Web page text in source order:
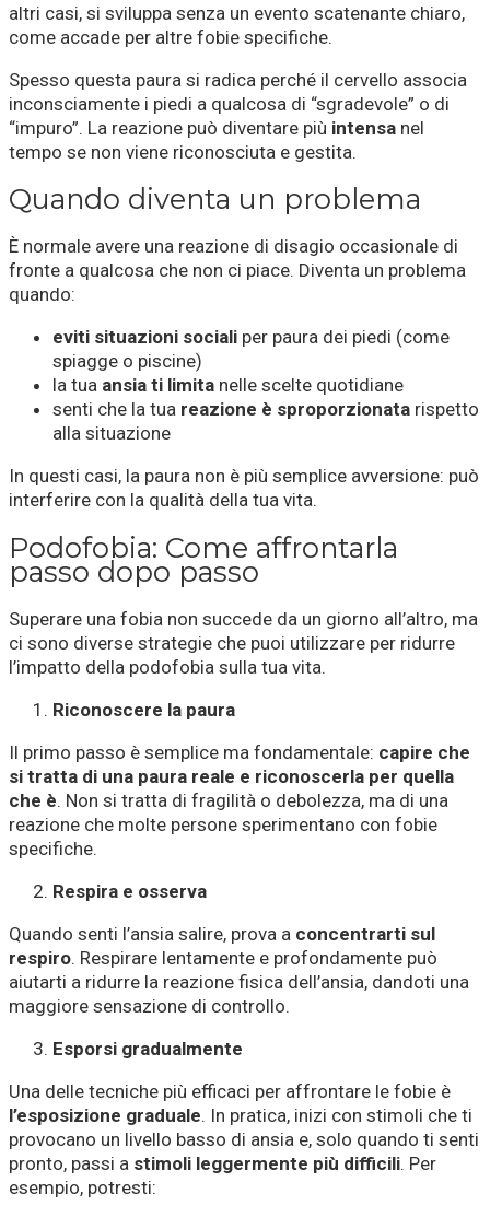
altri casi, si sviluppa senza un evento scatenante chiaro,
come accade per altre fobie specifiche.
Spesso questa paura si radica perché il cervello associa
inconsciamente i piedi a qualcosa di “sgradevole” o di
“impuro”. La reazione può diventare più intensa nel
tempo se non viene riconosciuta e gestita.
Quando diventa un problema
È normale avere una reazione di disagio occasionale di
fronte a qualcosa che non ci piace. Diventa un problema
quando:
eviti situazioni sociali per paura dei piedi (come
spiagge o piscine)
la tua ansia ti limita nelle scelte quotidiane
senti che la tua reazione è sproporzionata rispetto
alla situazione
In questi casi, la paura non è più semplice avversione: può
interferire con la qualità della tua vita.
Podofobia: Come affrontarla
passo dopo passo
Superare una fobia non succede da un giorno all’altro, ma
ci sono diverse strategie che puoi utilizzare per ridurre
l’impatto della podofobia sulla tua vita.
Riconoscere la paura
Il primo passo è semplice ma fondamentale: capire che
si tratta di una paura reale e riconoscerla per quella
che è. Non si tratta di fragilità o debolezza, ma di una
reazione che molte persone sperimentano con fobie
specifiche.
Respira e osserva
Quando senti l’ansia salire, prova a concentrarti sul
respiro. Respirare lentamente e profondamente può
aiutarti a ridurre la reazione fisica dell’ansia, dandoti una
maggiore sensazione di controllo.
Esporsi gradualmente
Una delle tecniche più efficaci per affrontare le fobie è
l’esposizione graduale. In pratica, inizi con stimoli che ti
provocano un livello basso di ansia e, solo quando ti senti
pronto, passi a stimoli leggermente più difficili. Per
esempio, potresti: